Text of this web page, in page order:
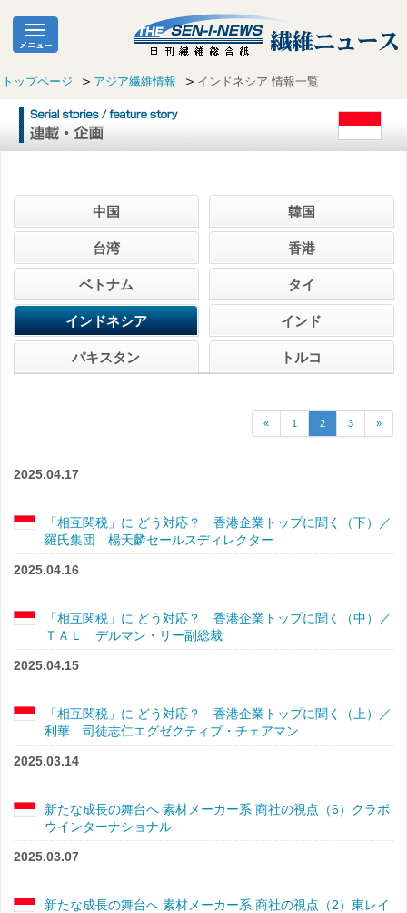
トップページ アジア繊維情報 インドネシア 情報一覧
中国 韓国
台湾 香港
ベトナム タイ
インドネシア インド
パキスタン トルコ
« 1 2 3 »
2025.04.17
「相互関税」に どう対応？ 香港企業トップに聞く（下）／
羅氏集団 楊天麟セールスディレクター
2025.04.16
「相互関税」に どう対応？ 香港企業トップに聞く（中）／
ＴＡＬ デルマン・リー副総裁
2025.04.15
「相互関税」に どう対応？ 香港企業トップに聞く（上）／
利華 司徒志仁エグゼクティブ・チェアマン
2025.03.14
新たな成長の舞台へ 素材メーカー系 商社の視点（6）クラボ
ウインターナショナル
2025.03.07
新たな成長の舞台へ 素材メーカー系 商社の視点（2）東レイ